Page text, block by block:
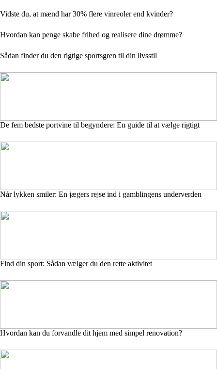
Vidste du, at mænd har 30% flere vinreoler end kvinder?
Hvordan kan penge skabe frihed og realisere dine drømme?
Sådan finder du den rigtige sportsgren til din livsstil
De fem bedste portvine til begyndere: En guide til at vælge rigtigt
Når lykken smiler: En jægers rejse ind i gamblingens underverden
Find din sport: Sådan vælger du den rette aktivitet
Hvordan kan du forvandle dit hjem med simpel renovation?